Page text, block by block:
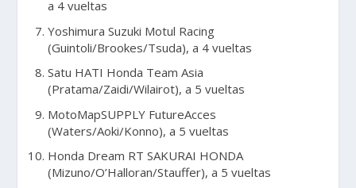
a 4 vueltas
Yoshimura Suzuki Motul Racing
(Guintoli/Brookes/Tsuda), a 4 vueltas
Satu HATI Honda Team Asia
(Pratama/Zaidi/Wilairot), a 5 vueltas
MotoMapSUPPLY FutureAcces
(Waters/Aoki/Konno), a 5 vueltas
Honda Dream RT SAKURAI HONDA
(Mizuno/O’Halloran/Stauffer), a 5 vueltas